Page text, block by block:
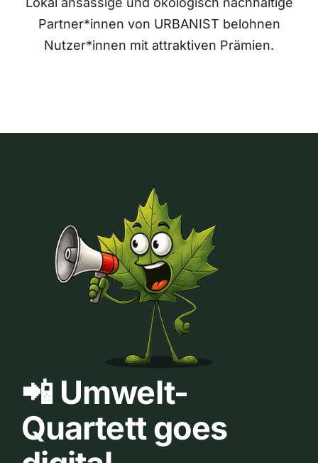
Partner*innen von URBANIST belohnen
Nutzer*innen mit attraktiven Prämien.
📲 Umwelt-
Quartett goes